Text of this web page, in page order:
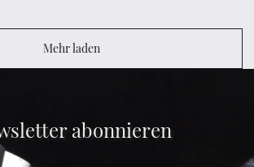
Mehr laden
abonnieren